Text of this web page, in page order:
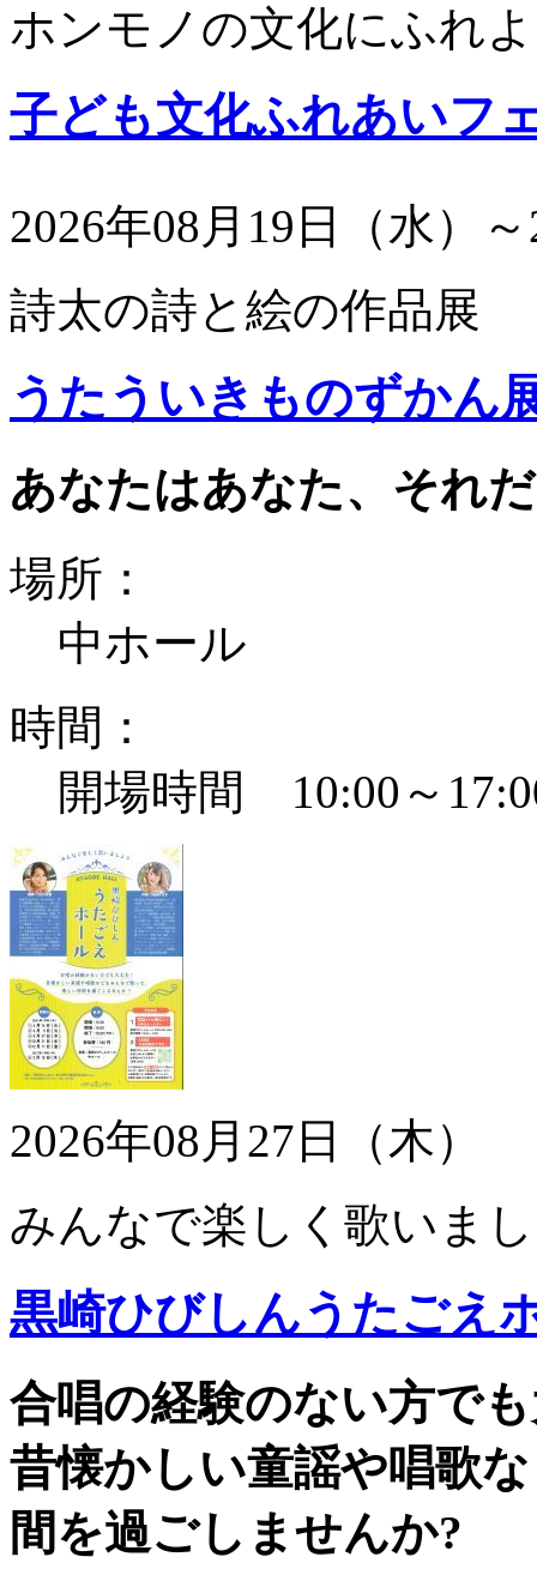
ホンモノの文化にふれ
子ども文化ふれあいフ
2026年08月19日（水）
詩太の詩と絵の作品展
うたういきものずかん
あなたはあなた、それ
場所：
中ホール
時間：
開場時間 10:00～
2026年08月27日（木）
みんなで楽しく歌いま
黒崎ひびしんうたごえ
合唱の経験のない方で
昔懐かしい童謡や唱歌
間を過ごしませんか?